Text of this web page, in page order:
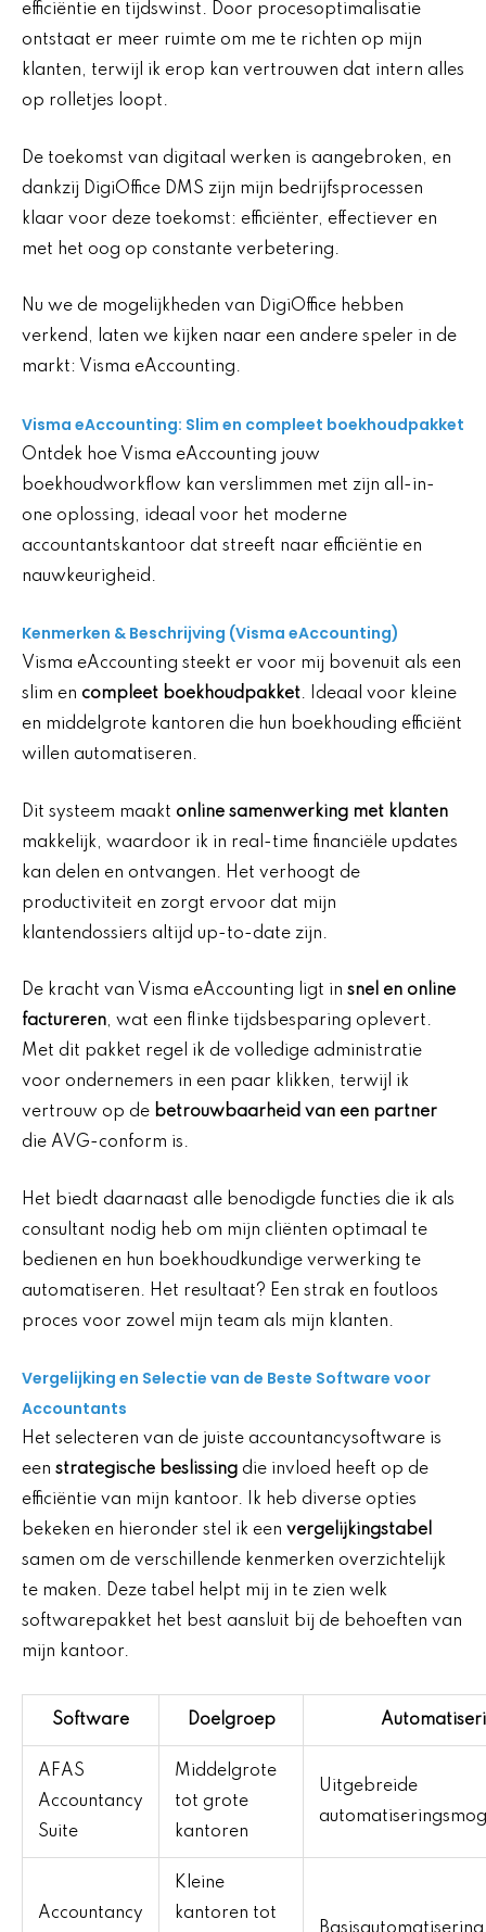
efficiëntie en tijdswinst. Door procesoptimalisatie
ontstaat er meer ruimte om me te richten op mijn
klanten, terwijl ik erop kan vertrouwen dat intern alles
op rolletjes loopt.
De toekomst van digitaal werken is aangebroken, en
dankzij DigiOffice DMS zijn mijn bedrijfsprocessen
klaar voor deze toekomst: efficiënter, effectiever en
met het oog op constante verbetering.
Nu we de mogelijkheden van DigiOffice hebben
verkend, laten we kijken naar een andere speler in de
markt: Visma eAccounting.
Visma eAccounting: Slim en compleet boekhoudpakket
Ontdek hoe Visma eAccounting jouw
boekhoudworkflow kan verslimmen met zijn all-in-
one oplossing, ideaal voor het moderne
accountantskantoor dat streeft naar efficiëntie en
nauwkeurigheid.
Kenmerken & Beschrijving (Visma eAccounting)
Visma eAccounting steekt er voor mij bovenuit als een
slim en compleet boekhoudpakket. Ideaal voor kleine
en middelgrote kantoren die hun boekhouding efficiënt
willen automatiseren.
Dit systeem maakt online samenwerking met klanten
makkelijk, waardoor ik in real-time financiële updates
kan delen en ontvangen. Het verhoogt de
productiviteit en zorgt ervoor dat mijn
klantendossiers altijd up-to-date zijn.
De kracht van Visma eAccounting ligt in snel en online
factureren, wat een flinke tijdsbesparing oplevert.
Met dit pakket regel ik de volledige administratie
voor ondernemers in een paar klikken, terwijl ik
vertrouw op de betrouwbaarheid van een partner
die AVG-conform is.
Het biedt daarnaast alle benodigde functies die ik als
consultant nodig heb om mijn cliënten optimaal te
bedienen en hun boekhoudkundige verwerking te
automatiseren. Het resultaat? Een strak en foutloos
proces voor zowel mijn team als mijn klanten.
Vergelijking en Selectie van de Beste Software voor
Accountants
Het selecteren van de juiste accountancysoftware is
een strategische beslissing die invloed heeft op de
efficiëntie van mijn kantoor. Ik heb diverse opties
bekeken en hieronder stel ik een vergelijkingstabel
samen om de verschillende kenmerken overzichtelijk
te maken. Deze tabel helpt mij in te zien welk
softwarepakket het best aansluit bij de behoeften van
mijn kantoor.
Software Doelgroep
AFAS
Accountancy
Suite
Middelgrote
tot grote
kantoren
Uitgebreide
Accountancy
Kleine
kantoren tot
Basisautomatisering